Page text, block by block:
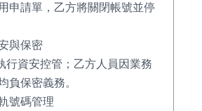
申請單，乙方將關閉帳號並停
與保密
行資安控管；乙方人員因業務
負保密義務。
號碼管理